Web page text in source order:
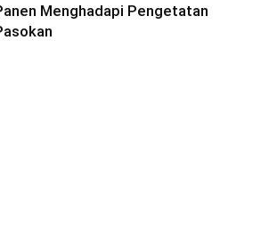
Menghadapi Pengetatan